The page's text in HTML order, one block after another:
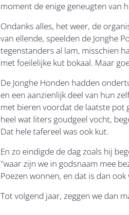
moment de enige geneugten van
Ondanks alles, het weer, de
van ellende, speelden de Jonghe
tegenstanders al lam, misschien
met foeilelijke kut bokaal. Maar
De Jonghe Honden hadden
en een aanzienlijk deel van hun
met bieren voordat de laatste pot
heel wat liters goudgeel vocht,
Dat hele tafereel was ook kut.
En zo eindigde de dag zoals hij
"waar zijn we in godsnaam mee
Poezen wonnen, en dat is dan
Tot volgend jaar, zeggen we dan